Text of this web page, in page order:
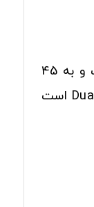
سیستم فوکوس هم جزو مواردی است که در 77D ارتقا پیدا کرده است. نقاط فکوس این دوربین نسبت به مدل قبل 26 نقطه افزایش داشته است و به 45
نقطه رسیده است. تمام این نقاط از نوع کراس هستند و تمام آن‌ها قابلیت تشخیص فازی دارند. سیستم فوکوس این دوربین مجهز به حسگر Dual Pixel است